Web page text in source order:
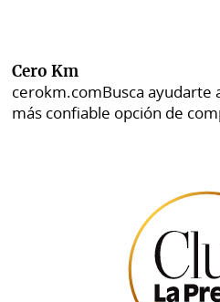
Cero Km
cerokm.comBusca ayudarte
más confiable opción de